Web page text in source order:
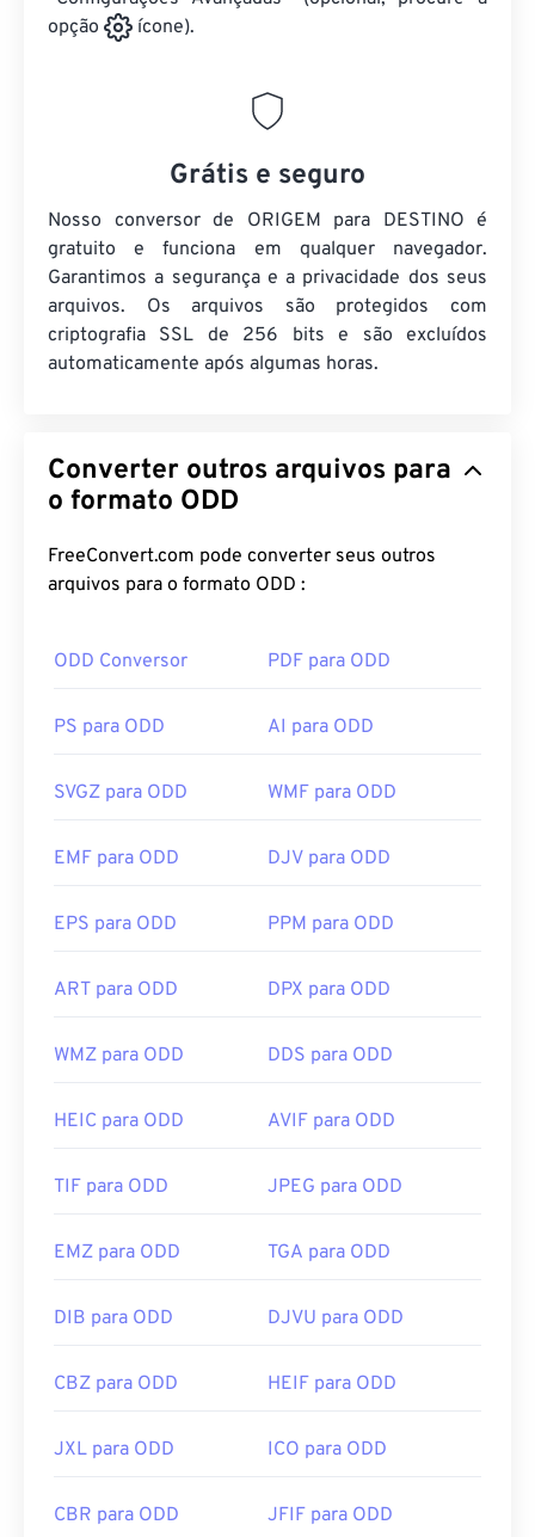
opção
ícone).
Grátis e seguro
Nosso conversor de ORIGEM para DESTINO é
gratuito e funciona em qualquer navegador.
Garantimos a segurança e a privacidade dos seus
arquivos. Os arquivos são protegidos com
criptografia SSL de 256 bits e são excluídos
automaticamente após algumas horas.
Converter outros arquivos para
o formato ODD
FreeConvert.com pode converter seus outros
arquivos para o formato ODD :
ODD Conversor PDF para ODD
PS para ODD AI para ODD
SVGZ para ODD WMF para ODD
EMF para ODD DJV para ODD
EPS para ODD PPM para ODD
ART para ODD DPX para ODD
WMZ para ODD DDS para ODD
HEIC para ODD AVIF para ODD
TIF para ODD JPEG para ODD
EMZ para ODD TGA para ODD
DIB para ODD DJVU para ODD
CBZ para ODD HEIF para ODD
JXL para ODD ICO para ODD
CBR para ODD JFIF para ODD